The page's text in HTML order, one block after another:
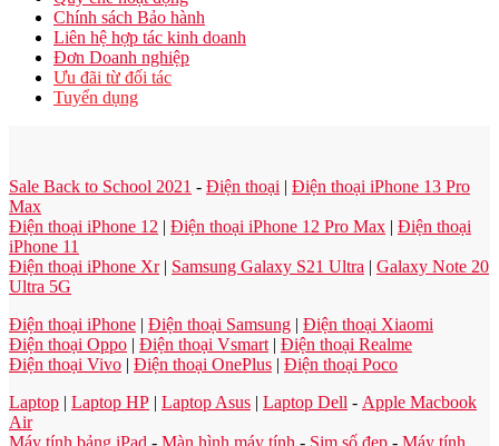
Chính sách Bảo hành
Liên hệ hợp tác kinh doanh
Đơn Doanh nghiệp
Ưu đãi từ đối tác
Tuyển dụng
Sale Back to School 2021 - Điện thoại | Điện thoại iPhone 13 Pro
Max
Điện thoại iPhone 12 | Điện thoại iPhone 12 Pro Max | Điện thoại
iPhone 11
Điện thoại iPhone Xr| Samsung Galaxy S21 Ultra | Galaxy Note 20
Ultra 5G
Điện thoại iPhone | Điện thoại Samsung | Điện thoại Xiaomi
Điện thoại Oppo | Điện thoại Vsmart | Điện thoại Realme
Điện thoại Vivo | Điện thoại OnePlus | Điện thoại Poco
Laptop | Laptop HP | Laptop Asus | Laptop Dell - Apple Macbook
Air
Máy tính bảng iPad - Màn hình máy tính - Sim số đẹp - Máy tính